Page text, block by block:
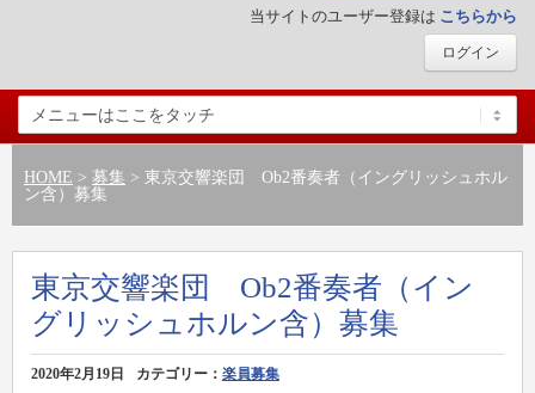
当サイトのユーザー登録は こちらから
ログイン
HOME > 募集 > 東京交響楽団 Ob2番奏者（イングリッシュホル
ン含）募集
東京交響楽団 Ob2番奏者（イン
グリッシュホルン含）募集
2020年2月19日 カテゴリー： 楽員募集